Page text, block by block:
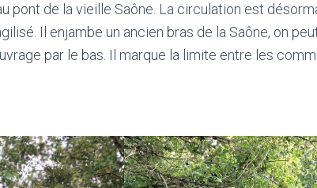
pont de la vieille Saône. La circulation est
Il enjambe un ancien bras de la Saône, on
par le bas. Il marque la limite entre les